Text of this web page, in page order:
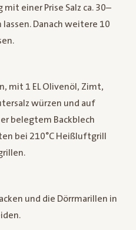
einer Prise Salz ca. 30–
Danach weitere 10
mit 1 EL Olivenöl, Zimt,
würzen und auf
belegtem Backblech
bei 210°C Heißluftgrill
und die Dörrmarillen in